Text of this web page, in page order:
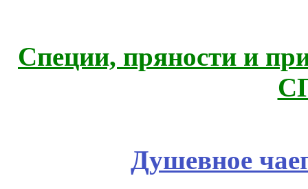
Специи, пряности и
Душевное